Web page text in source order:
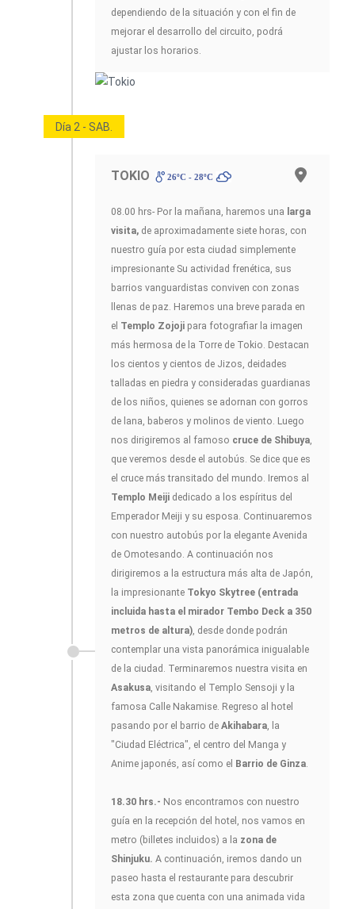
dependiendo de la situación y con el fin de
mejorar el desarrollo del circuito, podrá
ajustar los horarios.
Día 2 - SAB.
TOKIO 26ºC - 28ºC
08.00 hrs- Por la mañana, haremos una larga
visita, de aproximadamente siete horas, con
nuestro guía por esta ciudad simplemente
impresionante Su actividad frenética, sus
barrios vanguardistas conviven con zonas
llenas de paz. Haremos una breve parada en
el Templo Zojoji para fotografiar la imagen
más hermosa de la Torre de Tokio. Destacan
los cientos y cientos de Jizos, deidades
talladas en piedra y consideradas guardianas
de los niños, quienes se adornan con gorros
de lana, baberos y molinos de viento. Luego
nos dirigiremos al famoso cruce de Shibuya
que veremos desde el autobús. Se dice que es
el cruce más transitado del mundo. Iremos al
Templo Meiji dedicado a los espíritus del
Emperador Meiji y su esposa. Continuaremos
con nuestro autobús por la elegante Avenida
de Omotesando. A continuación nos
dirigiremos a la estructura más alta de Japón,
la impresionante Tokyo Skytree (entrada
incluida hasta el mirador Tembo Deck a 350
metros de altura) , desde donde podrán
contemplar una vista panorámica inigualable
de la ciudad. Terminaremos nuestra visita en
Asakusa , visitando el Templo Sensoji y la
famosa Calle Nakamise. Regreso al hotel
pasando por el barrio de Akihabara , la
"Ciudad Eléctrica", el centro del Manga y
Anime japonés, así como el Barrio de Ginza
18.30 hrs.- Nos encontramos con nuestro
guía en la recepción del hotel, nos vamos en
metro (billetes incluidos) a la zona de
Shinjuku. A continuación, iremos dando un
paseo hasta el restaurante para descubrir
esta zona que cuenta con una animada vida